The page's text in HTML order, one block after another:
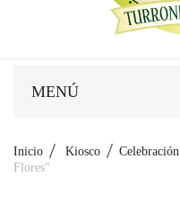
MENÚ
Inicio Kiosco Celebración
Flores"